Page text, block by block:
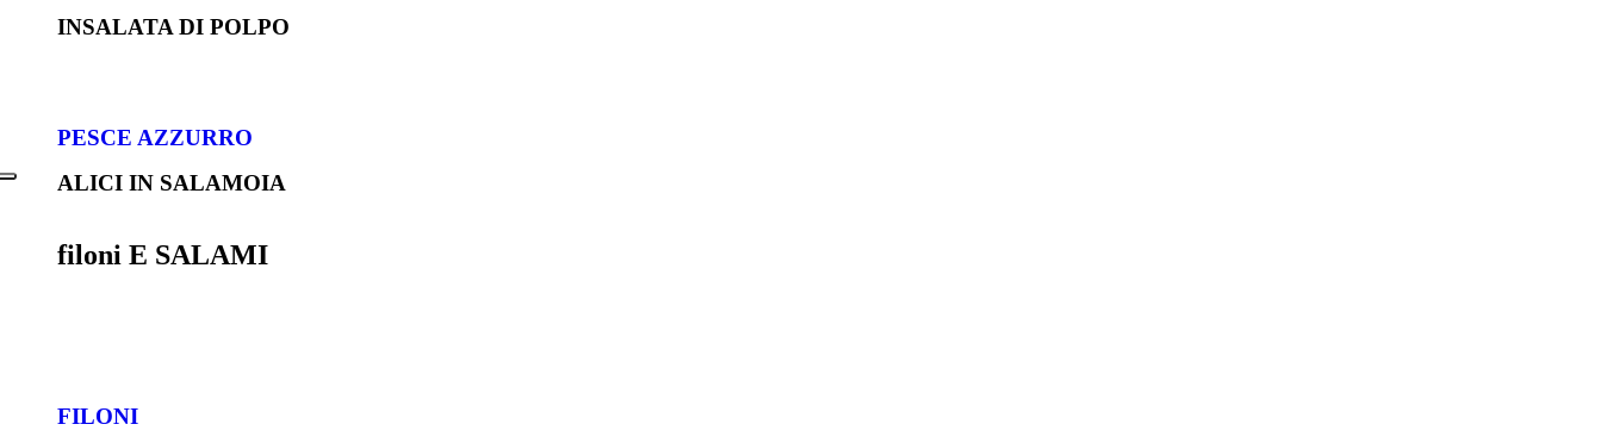
INSALATA DI POLPO
PESCE AZZURRO
ALICI IN SALAMOIA
filoni E SALAMI
FILONI